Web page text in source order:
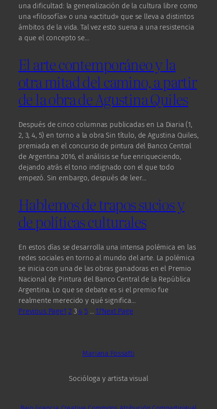
una dificultad: la generalización de la cultura libre como
una «filosofía» o una «actitud» que se lleva a distintos
ámbitos de la vida. Tal vez esto suena a una resistencia
a que el concepto se…
El arte contemporáneo y la
otra mitad del camino, a partir
de la obra de Agustina Quiles
Después de cinco columnas publicadas en La Diaria (1,
2, 3, 4, 5) en torno a la obra Sin título, de Agustina Quiles,
premiada en el concurso de pintura del Banco Central
de Argentina 2016, el análisis se fue enriqueciendo,
dejando atrás el tono indignado con el que todo
empezó. Sin embargo, después de leer…
Hablemos de trapos sucios y
de políticas culturales
En estos días se desarrolla una intensa polémica en las
redes sociales en torno al mundo del arte. La polémica
se inicia con una de las obras ganadoras en el Premio
Nacional de Pintura del Banco Central de la República
Argentina. Lo que se debate es si el premio fue
realmente merecido y qué significa…
Previous Page1 2 3 4 5 … 17Next Page
Mariana Fossatti
Socióloga y artista visual